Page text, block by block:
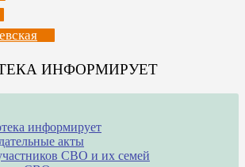
ИНФОРМИРУЕТ
информирует
акты
СВО и их семей